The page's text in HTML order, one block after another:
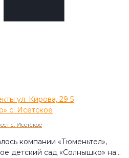
ул. Кирова, 29 5
с. Исетское
компании «Тюменьтел»,
детский сад «Солнышко» на…